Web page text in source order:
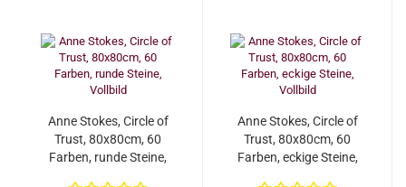
Anne Stokes, Circle of
Trust, 80x80cm, 60
Farben, runde Steine,
Anne Stokes, Circle of
Trust, 80x80cm, 60
Farben, eckige Steine,